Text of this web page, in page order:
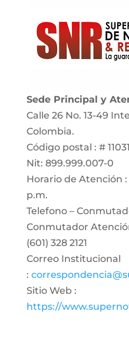
Sede Principal y
Calle 26 No. 13-49
Colombia.
Código postal : #
Nit: 899.999.007-0
Horario de Atención
p.m.
Telefono –
Conmutador
(601) 328 2121
Correo Institucional
:
Sitio Web :
https://